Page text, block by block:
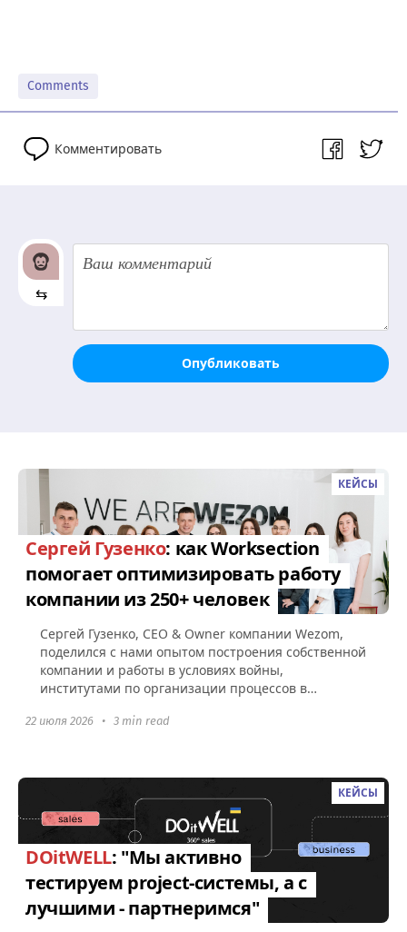
Comments
Комментировать
⇆
Опубликовать
КЕЙСЫ
Сергей Гузенко: как Worksection
помогает оптимизировать работу
компании из 250+ человек
Сергей Гузенко, СEO & Owner компании Wezom,
поделился с нами опытом построения собственной
компании и работы в условиях войны,
институтами по организации процессов в
22 июля 2026 • 3 min read
КЕЙСЫ
DOitWELL: "Мы активно
тестируем project-системы, а с
лучшими - партнеримся"